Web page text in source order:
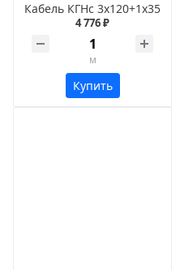
Кабель КГНс 3х120+1х35
4 776 ₽
м
Купить